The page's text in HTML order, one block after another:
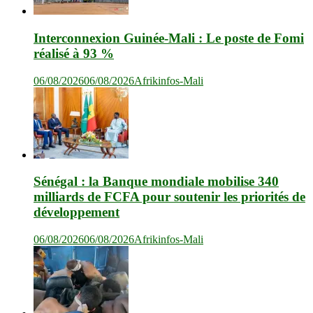
Interconnexion Guinée-Mali : Le poste de Fomi
réalisé à 93 %
06/08/202606/08/2026Afrikinfos-Mali
Sénégal : la Banque mondiale mobilise 340
milliards de FCFA pour soutenir les priorités de
développement
06/08/202606/08/2026Afrikinfos-Mali